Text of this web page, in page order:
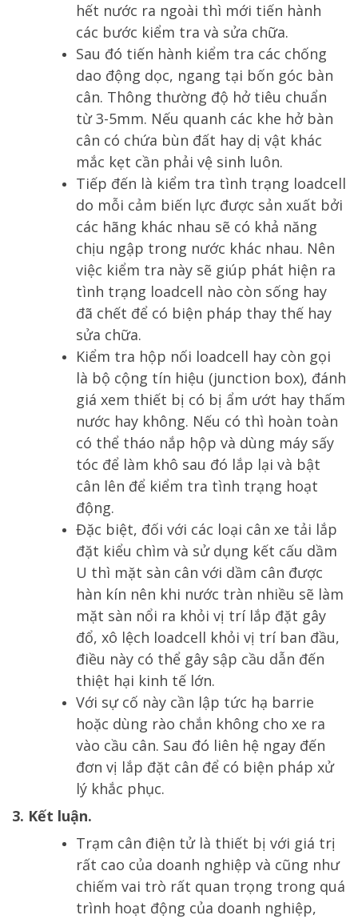
hết nước ra ngoài thì mới tiến hành
các bước kiểm tra và sửa chữa.
Sau đó tiến hành kiểm tra các chống
dao động dọc, ngang tại bốn góc bàn
cân. Thông thường độ hở tiêu chuẩn
từ 3-5mm. Nếu quanh các khe hở bàn
cân có chứa bùn đất hay dị vật khác
mắc kẹt cần phải vệ sinh luôn.
Tiếp đến là kiểm tra tình trạng loadcell
do mỗi cảm biến lực được sản xuất bởi
các hãng khác nhau sẽ có khả năng
chịu ngập trong nước khác nhau. Nên
việc kiểm tra này sẽ giúp phát hiện ra
tình trạng loadcell nào còn sống hay
đã chết để có biện pháp thay thế hay
sửa chữa.
Kiểm tra hộp nối loadcell hay còn gọi
là bộ cộng tín hiệu (junction box), đánh
giá xem thiết bị có bị ẩm ướt hay thấm
nước hay không. Nếu có thì hoàn toàn
có thể tháo nắp hộp và dùng máy sấy
tóc để làm khô sau đó lắp lại và bật
cân lên để kiểm tra tình trạng hoạt
động.
Đặc biệt, đối với các loại cân xe tải lắp
đặt kiểu chìm và sử dụng kết cấu dầm
U thì mặt sàn cân với dầm cân được
hàn kín nên khi nước tràn nhiều sẽ làm
mặt sàn nổi ra khỏi vị trí lắp đặt gây
đổ, xô lệch loadcell khỏi vị trí ban đầu,
điều này có thể gây sập cầu dẫn đến
thiệt hại kinh tế lớn.
Với sự cố này cần lập tức hạ barrie
hoặc dùng rào chắn không cho xe ra
vào cầu cân. Sau đó liên hệ ngay đến
đơn vị lắp đặt cân để có biện pháp xử
lý khắc phục.
3. Kết luận.
Trạm cân điện tử là thiết bị với giá trị
rất cao của doanh nghiệp và cũng như
chiếm vai trò rất quan trọng trong quá
trình hoạt động của doanh nghiệp,